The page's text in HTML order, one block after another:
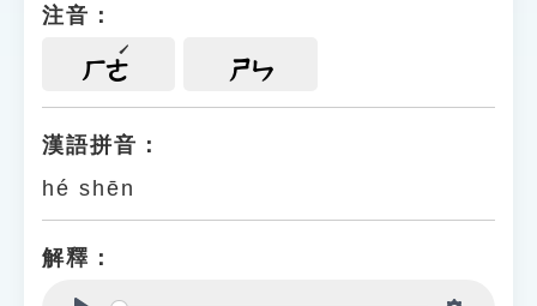
遊戲專區
貓頭鷹博士
注音：
ㄏㄜ ㄕㄣ
漢語拼音：
hé shēn
解釋：